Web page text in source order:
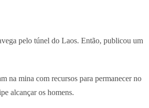
pelo túnel do Laos. Então, publicou um
na mina com recursos para permanecer no
alcançar os homens.